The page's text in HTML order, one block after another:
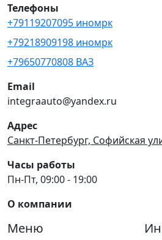
Телефоны
+79119207095 иномрк
+79218909198 иномрк
+79650770808 ВАЗ
Email
integraauto@yandex.ru
Адрес
Санкт-Петербург, Софийская
Часы работы
Пн-Пт, 09:00 - 19:00
О компании
Меню